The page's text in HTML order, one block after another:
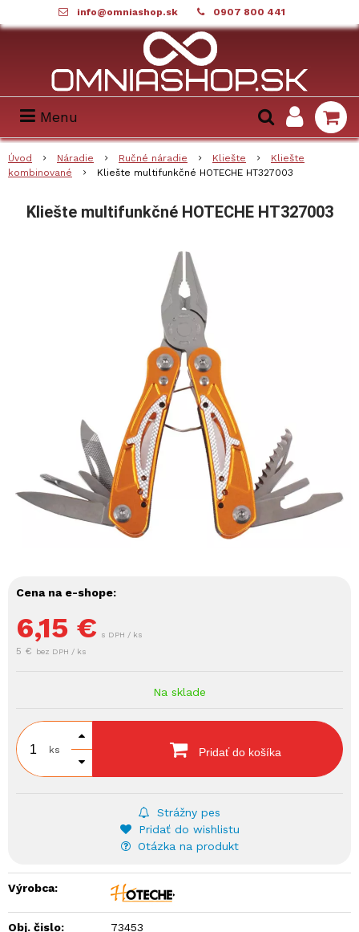
info@omniashop.sk 0907 800 441
Menu
Úvod Náradie Ručné náradie Kliešte
Kliešte
kombinované
Kliešte multifunkčné HOTECHE HT327003
Kliešte multifunkčné HOTECHE HT327003
Cena na e-shope:
6,15 € s DPH / ks
5 € bez DPH / ks
Na sklade
ks Pridať do košíka
Strážny pes
Pridať do wishlistu
Otázka na produkt
Výrobca:
Obj. čislo: 73453